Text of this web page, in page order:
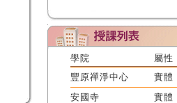
學院
屬性
豐原禪淨中心
實體
安國寺
實體